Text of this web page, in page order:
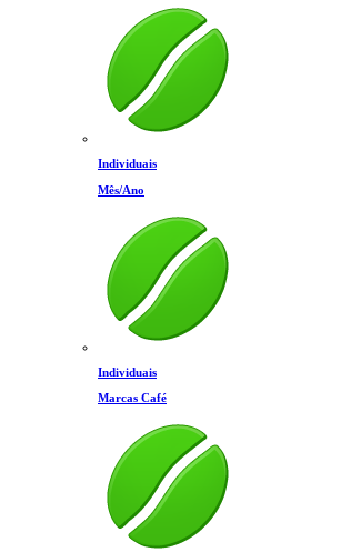
Individuais
Mês/Ano
Individuais
Marcas Café